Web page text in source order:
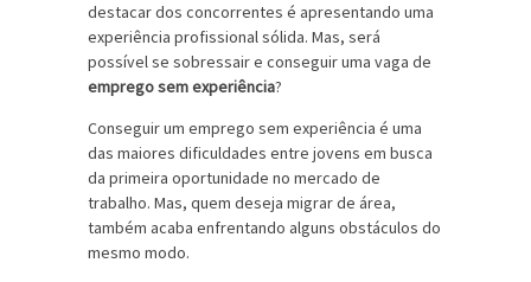
destacar dos concorrentes é apresentando uma
experiência profissional sólida. Mas, será
possível se sobressair e conseguir uma vaga de
emprego sem experiência?
Conseguir um emprego sem experiência é uma
das maiores dificuldades entre jovens em busca
da primeira oportunidade no mercado de
trabalho. Mas, quem deseja migrar de área,
também acaba enfrentando alguns obstáculos do
mesmo modo.